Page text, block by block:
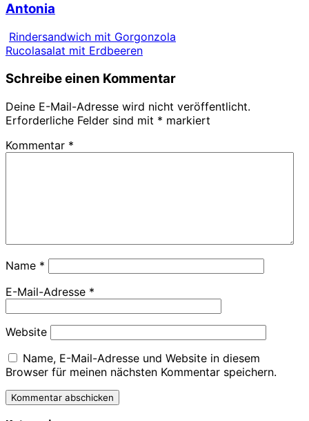
Antonia
Rindersandwich mit Gorgonzola
Rucolasalat mit Erdbeeren
Schreibe einen Kommentar
Deine E-Mail-Adresse wird nicht veröffentlicht.
Erforderliche Felder sind mit * markiert
Kommentar *
Name *
E-Mail-Adresse *
Website
Name, E-Mail-Adresse und Website in diesem
Browser für meinen nächsten Kommentar speichern.